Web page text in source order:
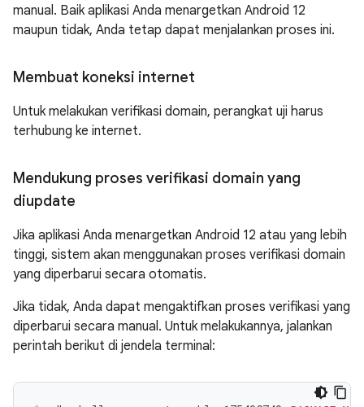
manual. Baik aplikasi Anda menargetkan Android 12
maupun tidak, Anda tetap dapat menjalankan proses ini.
Membuat koneksi internet
Untuk melakukan verifikasi domain, perangkat uji harus
terhubung ke internet.
Mendukung proses verifikasi domain yang
diupdate
Jika aplikasi Anda menargetkan Android 12 atau yang lebih
tinggi, sistem akan menggunakan proses verifikasi domain
yang diperbarui secara otomatis.
Jika tidak, Anda dapat mengaktifkan proses verifikasi yang
diperbarui secara manual. Untuk melakukannya, jalankan
perintah berikut di jendela terminal: